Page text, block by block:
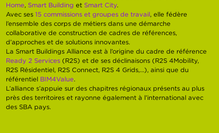
Home, Smart Building et Smart City.
Avec ses15 commissions et groupes de travail, elle fédère
l’ensemble des corps de métiers dans une démarche
collaborative de construction de cadres de références,
d’approches et de solutions innovantes.
La Smart Buildings Alliance est à l’origine du cadre de référence
Ready 2 Services (R2S) et de ses déclinaisons (R2S 4Mobility,
R2S Résidentiel, R2S Connect, R2S 4 Grids,…), ainsi que du
référentiel BIM4Value.
L’alliance s’appuie sur des chapitres régionaux présents au plus
près des territoires et rayonne également à l’international avec
des SBA pays.